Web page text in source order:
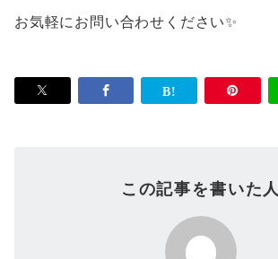
お気軽にお問い合わせください✨
この記事を書いた人